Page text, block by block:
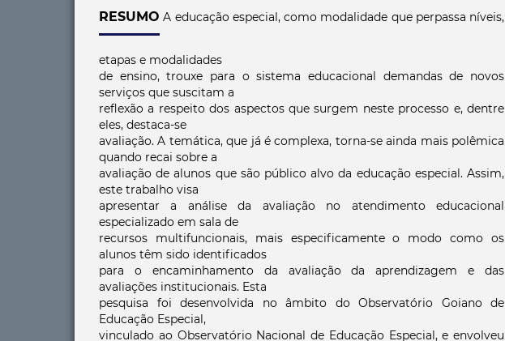
RESUMO A educação especial, como modalidade que perpassa níveis,
etapas e modalidades
de ensino, trouxe para o sistema educacional demandas de novos
serviços que suscitam a
reflexão a respeito dos aspectos que surgem neste processo e, dentre
eles, destaca-se
avaliação. A temática, que já é complexa, torna-se ainda mais polêmica
quando recai sobre a
avaliação de alunos que são público alvo da educação especial. Assim,
este trabalho visa
apresentar a análise da avaliação no atendimento educacional
especializado em sala de
recursos multifuncionais, mais especificamente o modo como os
alunos têm sido identificados
para o encaminhamento da avaliação da aprendizagem e das
avaliações institucionais. Esta
pesquisa foi desenvolvida no âmbito do Observatório Goiano de
Educação Especial,
vinculado ao Observatório Nacional de Educação Especial, e envolveu